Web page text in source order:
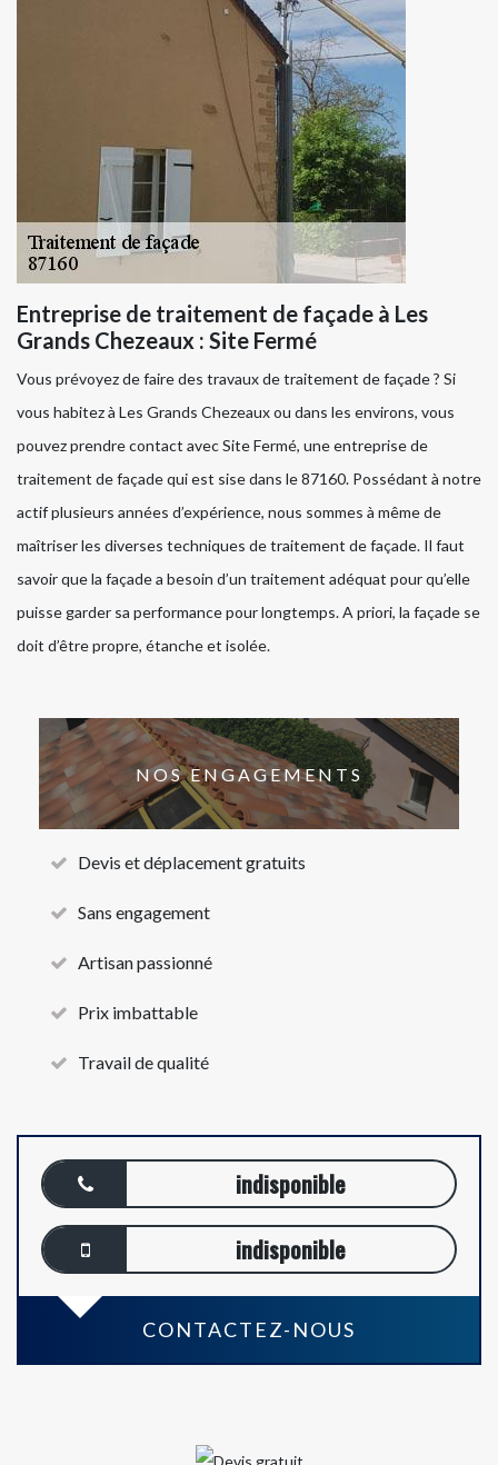
Entreprise de traitement de façade à Les
Grands Chezeaux : Site Fermé
Vous prévoyez de faire des travaux de traitement de façade ? Si
vous habitez à Les Grands Chezeaux ou dans les environs, vous
pouvez prendre contact avec Site Fermé, une entreprise de
traitement de façade qui est sise dans le 87160. Possédant à notre
actif plusieurs années d’expérience, nous sommes à même de
maîtriser les diverses techniques de traitement de façade. Il faut
savoir que la façade a besoin d’un traitement adéquat pour qu’elle
puisse garder sa performance pour longtemps. A priori, la façade se
doit d’être propre, étanche et isolée.
NOS ENGAGEMENTS
Devis et déplacement gratuits
Sans engagement
Artisan passionné
Prix imbattable
Travail de qualité
indisponible
indisponible
CONTACTEZ-NOUS